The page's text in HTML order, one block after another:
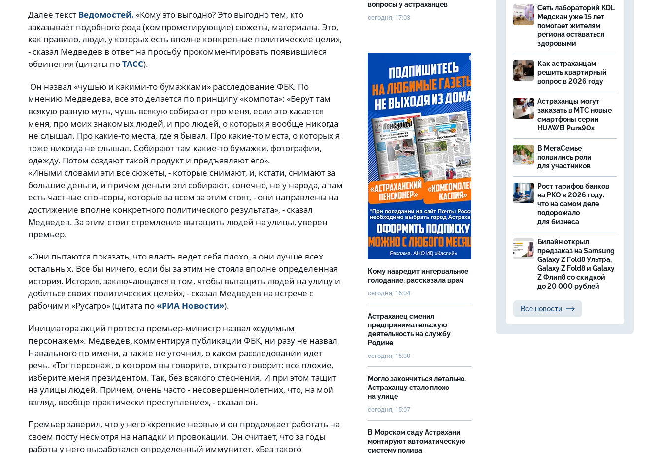
Далее текст Ведомостей. «Кому это выгодно? Это выгодно тем, кто
заказывает подобного рода (компрометирующие) сюжеты, материалы. Это,
как правило, люди, у которых есть вполне конкретные политические цели»,
- сказал Медведев в ответ на просьбу прокомментировать появившиеся
обвинения (цитаты поТАСС).
Он назвал «чушью и какими-то бумажками» расследование ФБК. По
мнению Медведева, все это делается по принципу «компота»: «Берут там
всякую разную муть, чушь всякую собирают про меня, если это касается
меня, про моих знакомых людей, и про людей, о которых я вообще никогда
не слышал. Про какие-то места, где я бывал. Про какие-то места, о которых я
тоже никогда не слышал. Собирают там какие-то бумажки, фотографии,
одежду. Потом создают такой продукт и предъявляют его».
«Иными словами эти все сюжеты, - которые снимают, и, кстати, снимают за
большие деньги, и причем деньги эти собирают, конечно, не у народа, а там
есть частные спонсоры, которые за всем за этим стоят, - они направлены на
достижение вполне конкретного политического результата», - сказал
Медведев. За этим стоит стремление вытащить людей на улицы, уверен
премьер.
«Они пытаются показать, что власть ведет себя плохо, а они лучше всех
остальных. Все бы ничего, если бы за этим не стояла вполне определенная
история. История, заключающаяся в том, чтобы вытащить людей на улицу и
добиться своих политических целей», - сказал Медведев на встрече с
рабочими «Русагро» (цитата по «РИА Новости»).
Инициатора акций протеста премьер-министр назвал «судимым
персонажем». Медведев, комментируя публикации ФБК, ни разу не назвал
Навального по имени, а также не уточнил, о каком расследовании идет
речь. «Тот персонаж, о котором вы говорите, открыто говорит: все плохие,
изберите меня президентом. Так, без всякого стеснения. И при этом тащит
на улицы людей. Причем, очень часто - несовершеннолетних, что, на мой
взгляд, вообще практически преступление», - сказал он.
Премьер заверил, что у него «крепкие нервы» и он продолжает работать на
своем посту несмотря на нападки и провокации. Он считает, что за годы
работы у него выработался определенный иммунитет. «Без такого
вопросы у астраханцев
сегодня, 17:03
Кому навредит интервальное
голодание, рассказала врач
сегодня, 16:04
Астраханец сменил
предпринимательскую
деятельность на службу
Родине
сегодня, 15:30
Могло закончиться летально.
Астраханцу стало плохо
на улице
сегодня, 15:07
В Морском саду Астрахани
монтируют автоматическую
систему полива
Сеть лабораторий KDL
Медскан уже 15 лет
помогает жителям
региона оставаться
здоровыми
Как астраханцам
решить квартирный
вопрос в 2026 году
Астраханцы могут
заказать в МТС новые
смартфоны серии
HUAWEI Pura90s
В МегаСемье
появились роли
для участников
Рост тарифов банков
на РКО в 2026 году:
что на самом деле
подорожало
для бизнеса
Билайн открыл
предзаказ на Samsung
Galaxy Z Fold8 Ультра,
Galaxy Z Fold8 и Galaxy
Z Флип8 со скидкой
до 20 000 рублей
Все новости